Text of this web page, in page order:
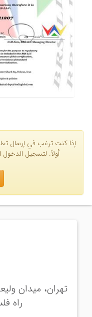
إذا كنت ترغب في إرسال
أولاً. لتسجيل
تهران، ميدان
راه